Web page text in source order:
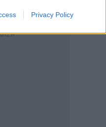
Privacy Policy